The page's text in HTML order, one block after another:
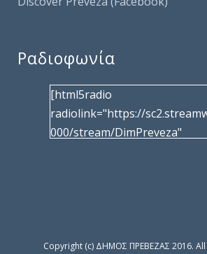
Ραδιοφωνία
[html5radio
radiolink="https://
000/stream/DimPreveza"
facebook="https://
Copyright (c) ΔΗΜΟΣ ΠΡΕΒΕΖΑΣ 2016.